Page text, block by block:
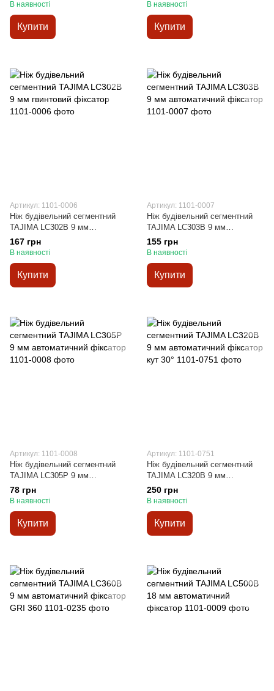
В наявності
Купити
В наявності
Купити
Артикул: 1101-0006
Ніж будівельний сегментний
TAJIMA LC302B 9 мм
гвинтовий фіксатор
167 грн
В наявності
Купити
Артикул: 1101-0007
Ніж будівельний сегментний
TAJIMA LC303B 9 мм
автоматичний фіксатор
155 грн
В наявності
Купити
Артикул: 1101-0008
Ніж будівельний сегментний
TAJIMA LC305Р 9 мм
автоматичний фіксатор
78 грн
В наявності
Купити
Артикул: 1101-0751
Ніж будівельний сегментний
TAJIMA LC320B 9 мм
автоматичний фіксатор кут 30°
250 грн
В наявності
Купити